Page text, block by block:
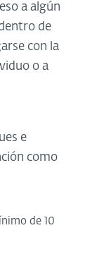
a algún
de
con la
o a
e
como
de 10